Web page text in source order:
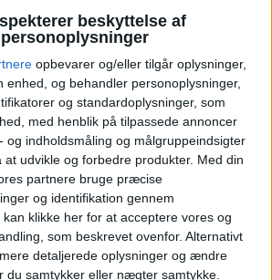
beskyttelse af
personoplysninger
opbevarer og/eller tilgår oplysninger,
enhed, og behandler personoplysninger,
og standardoplysninger, som
med henblik på tilpassede annoncer
og indholdsmåling og målgruppeindsigter
udvikle og forbedre produkter. Med din
partnere bruge præcise
og identifikation gennem
klikke her for at acceptere vores og
som beskrevet ovenfor. Alternativt
detaljerede oplysninger og ændre
samtykker eller nægter samtykke.
høje krav til os selv, når det
og mere specifikt
mellem vores
passagerer. Derfor er
KLM betydelig, da den viser
arbejde gør nytte. Vi vil
international skala, og netop